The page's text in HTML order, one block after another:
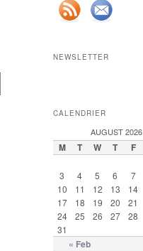
NEWSLETTER
CALENDRIER
AUGUST 2026
M T W T F
« Feb
3
4 5 6 7
10
11 12 13 14
17
18 19 20 21
24
25 26 27 28
31